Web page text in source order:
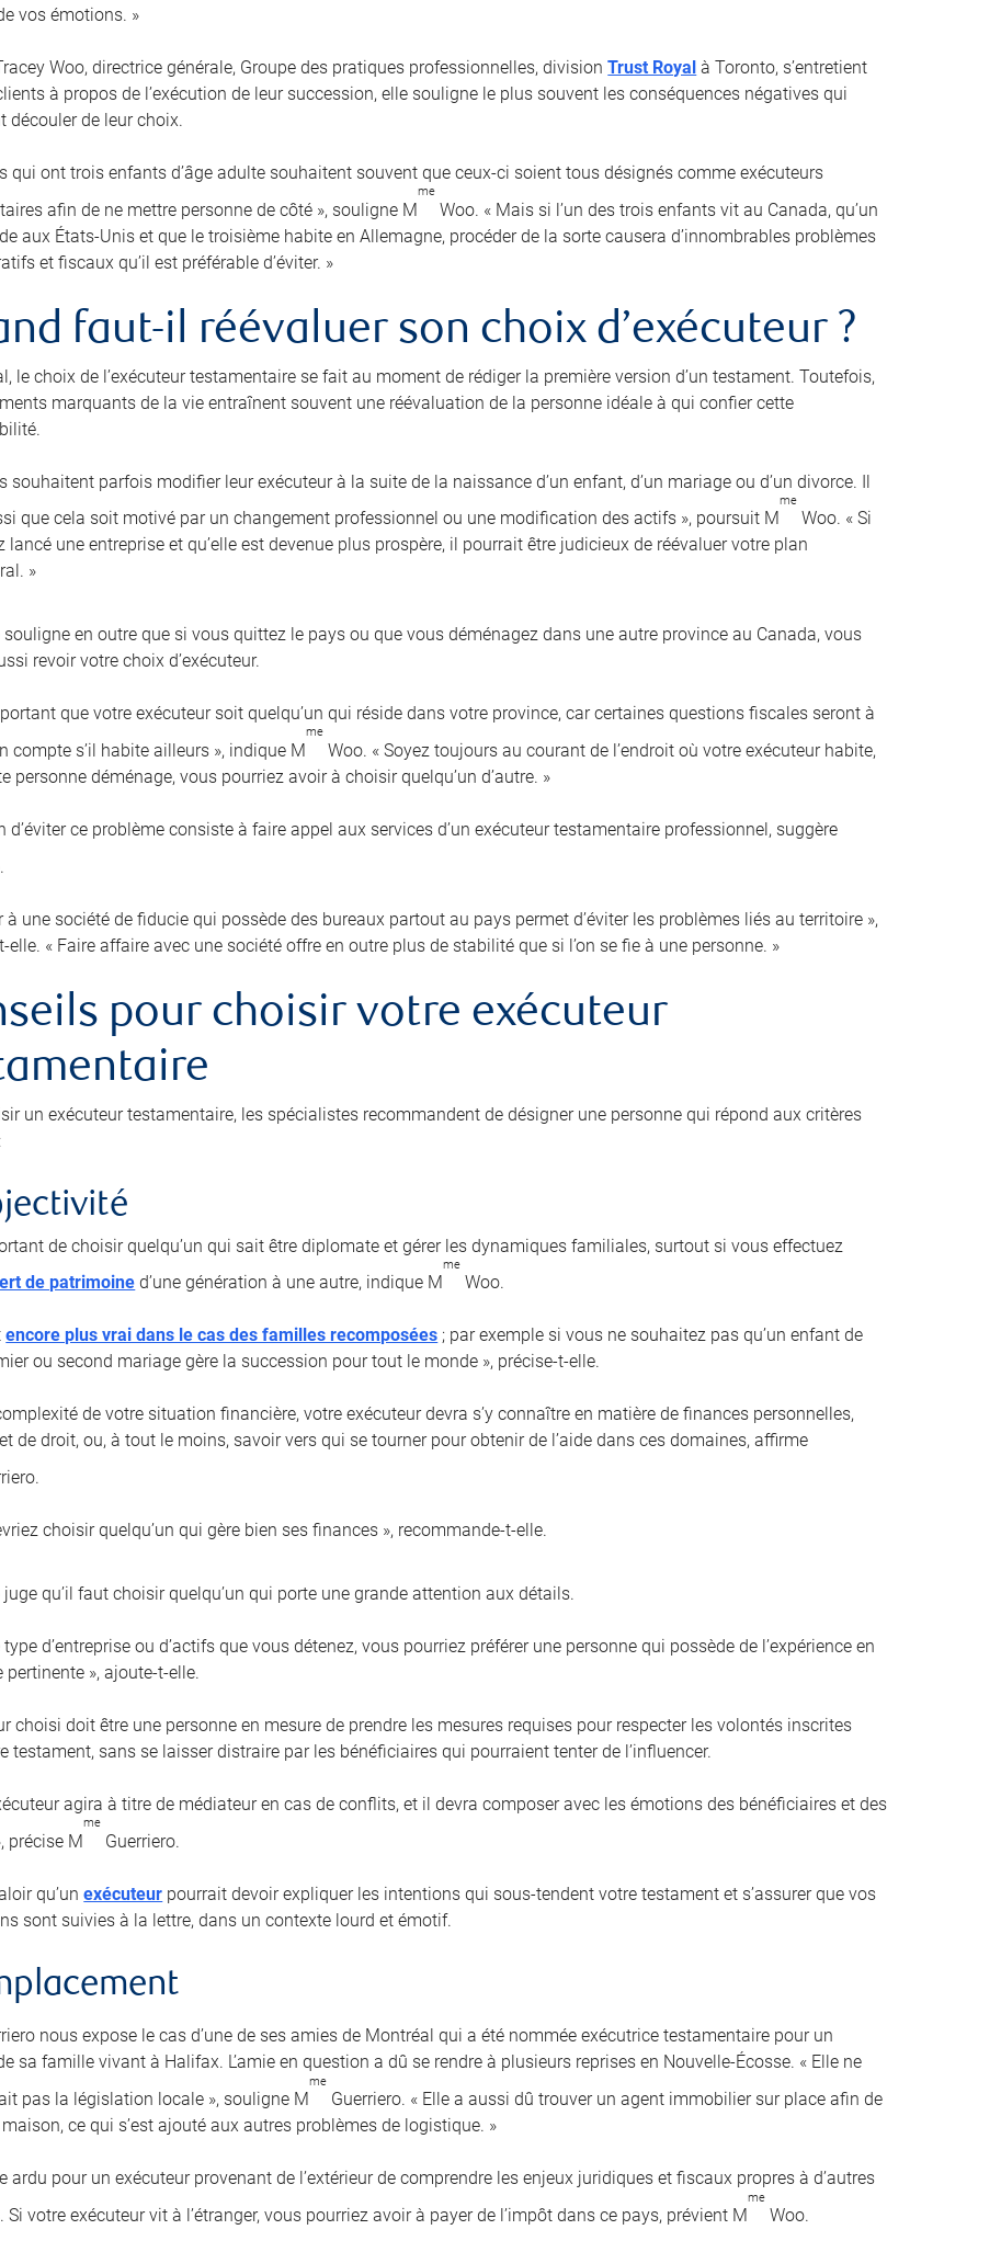
vos émotions. »
Woo, directrice générale, Groupe des pratiques professionnelles, divisionTrust Royal à Toronto, s’entretient
à propos de l’exécution de leur succession, elle souligne le plus souvent les conséquences négatives qui
découler de leur choix.
qui ont trois enfants d’âge adulte souhaitent souvent que ceux-ci soient tous désignés comme exécuteurs
afin de ne mettre personne de côté », souligne M
me
Woo. « Mais si l’un des trois enfants vit au Canada, qu’un
aux États-Unis et que le troisième habite en Allemagne, procéder de la sorte causera d’innombrables problèmes
et fiscaux qu’il est préférable d’éviter. »
faut-il réévaluer son choix d’exécuteur ?
le choix de l’exécuteur testamentaire se fait au moment de rédiger la première version d’un testament. Toutefois,
marquants de la vie entraînent souvent une réévaluation de la personne idéale à qui confier cette
souhaitent parfois modifier leur exécuteur à la suite de la naissance d’un enfant, d’un mariage ou d’un divorce. Il
que cela soit motivé par un changement professionnel ou une modification des actifs », poursuit M
me
Woo. « Si
lancé une entreprise et qu’elle est devenue plus prospère, il pourrait être judicieux de réévaluer votre plan
»
souligne en outre que si vous quittez le pays ou que vous déménagez dans une autre province au Canada, vous
revoir votre choix d’exécuteur.
que votre exécuteur soit quelqu’un qui réside dans votre province, car certaines questions fiscales seront à
compte s’il habite ailleurs », indique M
me
Woo. « Soyez toujours au courant de l’endroit où votre exécuteur habite,
personne déménage, vous pourriez avoir à choisir quelqu’un d’autre. »
d’éviter ce problème consiste à faire appel aux services d’un exécuteur testamentaire professionnel, suggère
à une société de fiducie qui possède des bureaux partout au pays permet d’éviter les problèmes liés au territoire »,
elle. « Faire affaire avec une société offre en outre plus de stabilité que si l’on se fie à une personne. »
pour choisir votre exécuteur
un exécuteur testamentaire, les spécialistes recommandent de désigner une personne qui répond aux critères
de choisir quelqu’un qui sait être diplomate et gérer les dynamiques familiales, surtout si vous effectuez
de patrimoine d’une génération à une autre, indique M
me
Woo.
encore plus vrai dans le cas des familles recomposées ; par exemple si vous ne souhaitez pas qu’un enfant de
ou second mariage gère la succession pour tout le monde », précise-t-elle.
de votre situation financière, votre exécuteur devra s’y connaître en matière de finances personnelles,
de droit, ou, à tout le moins, savoir vers qui se tourner pour obtenir de l’aide dans ces domaines, affirme
choisir quelqu’un qui gère bien ses finances », recommande-t-elle.
juge qu’il faut choisir quelqu’un qui porte une grande attention aux détails.
type d’entreprise ou d’actifs que vous détenez, vous pourriez préférer une personne qui possède de l’expérience en
pertinente », ajoute-t-elle.
choisi doit être une personne en mesure de prendre les mesures requises pour respecter les volontés inscrites
testament, sans se laisser distraire par les bénéficiaires qui pourraient tenter de l’influencer.
agira à titre de médiateur en cas de conflits, et il devra composer avec les émotions des bénéficiaires et des
précise M
me
Guerriero.
qu’unexécuteur pourrait devoir expliquer les intentions qui sous-tendent votre testament et s’assurer que vos
sont suivies à la lettre, dans un contexte lourd et émotif.
nous expose le cas d’une de ses amies de Montréal qui a été nommée exécutrice testamentaire pour un
sa famille vivant à Halifax. L’amie en question a dû se rendre à plusieurs reprises en Nouvelle-Écosse. « Elle ne
pas la législation locale », souligne M
me
Guerriero. « Elle a aussi dû trouver un agent immobilier sur place afin de
ce qui s’est ajouté aux autres problèmes de logistique. »
ardu pour un exécuteur provenant de l’extérieur de comprendre les enjeux juridiques et fiscaux propres à d’autres
Si votre exécuteur vit à l’étranger, vous pourriez avoir à payer de l’impôt dans ce pays, prévient M
me
Woo.